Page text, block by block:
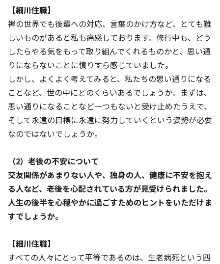
【細川住職】
禅の世界でも後輩への対応、言葉のかけ方など、とても難
しいものがあると私も痛感しております。修行中も、どう
したらやる気をもって取り組んでくれるものかと、思い通
りにならないことに憤りすら感じていました。
しかし、よくよく考えてみると、私たちの思い通りになる
ことなど、世の中にどのくらいあるでしょうか。まずは、
思い通りになることなど一つもないと受け止めたうえで、
そして永遠の目標に永遠に努力していくという姿勢が必要
なのではないでしょうか。
（2）老後の不安について
交友関係があまりない人や、独身の人、健康に不安を抱え
る人など、老後を心配されている方が見受けられました。
人生の後半を心穏やかに過ごすためのヒントをいただけま
すでしょうか。
【細川住職】
すべての人々にとって平等であるのは、生老病死という四